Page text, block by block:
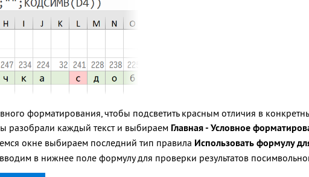
форматирования, чтобы подсветить красным отличия в
разобрали каждый текст и выбираем Главная - Условное
окне выбираем последний тип правила Использовать формулу
в нижнее поле формулу для проверки результатов